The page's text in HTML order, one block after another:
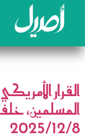
الوسم:
القرار
المسلمين،
2025/12/8